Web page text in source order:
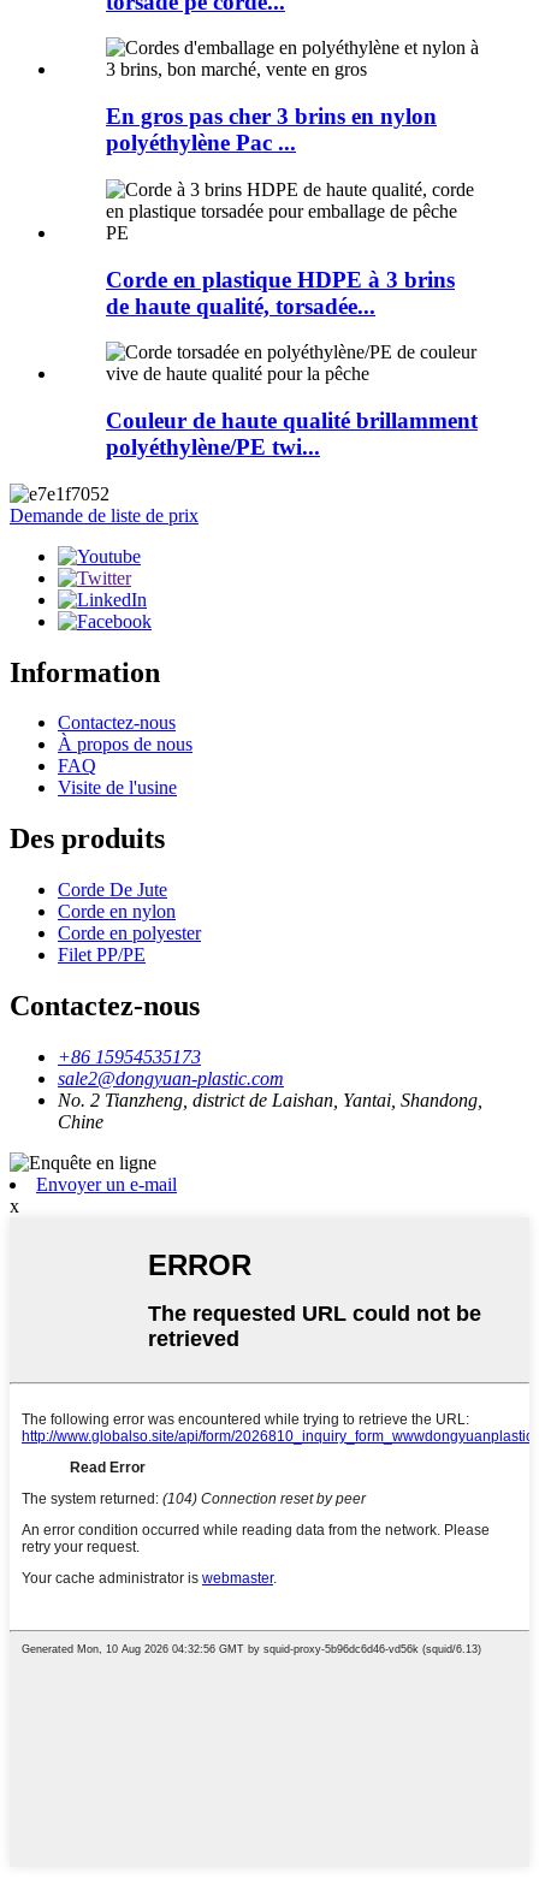
En gros pas cher 3 brins en nylon
polyéthylène Pac ...
Corde en plastique HDPE à 3 brins
de haute qualité, torsadée...
Couleur de haute qualité brillamment
polyéthylène/PE twi...
Demande de liste de prix
Information
Contactez-nous
À propos de nous
FAQ
Visite de l'usine
Des produits
Corde De Jute
Corde en nylon
Corde en polyester
Filet PP/PE
Contactez-nous
+86 15954535173
sale2@dongyuan-plastic.com
No. 2 Tianzheng, district de Laishan, Yantai, Shandong,
Chine
Envoyer un e-mail
x